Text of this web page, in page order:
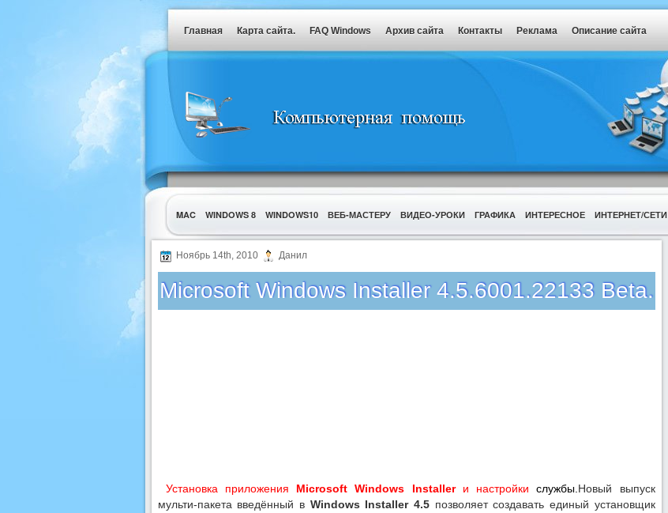
Главная Карта сайта. FAQ Windows Архив сайта Контакты Реклама Описание сайта
MAC WINDOWS 8 WINDOWS10 ВЕБ-МАСТЕРУ ВИДЕО-УРОКИ ГРАФИКА ИНТЕРЕСНОЕ ИНТЕРНЕТ/СЕТИ
УТИЛИТЫ
Ноябрь 14th, 2010 Данил
Microsoft Windows Installer 4.5.6001.22133 Beta.
Установка приложения Microsoft Windows Installerи настройкислужбы. Новый выпуск
мульти-пакета введённый в Windows Installer 4.5позволяет создавать единый установщик